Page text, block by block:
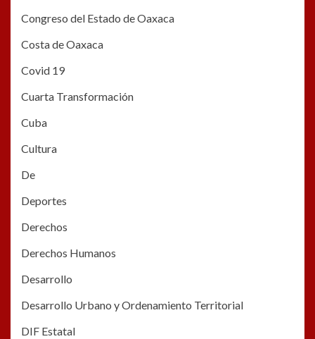
Congreso del Estado de Oaxaca
Costa de Oaxaca
Covid 19
Cuarta Transformación
Cuba
Cultura
De
Deportes
Derechos
Derechos Humanos
Desarrollo
Desarrollo Urbano y Ordenamiento Territorial
DIF Estatal